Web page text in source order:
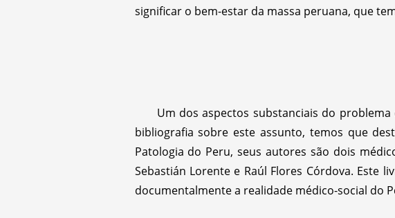
significar o bem-estar da massa peruana, que
Um dos aspectos substanciais do
bibliografia sobre este assunto, temos que
Patologia do Peru, seus autores são dois
Sebastián Lorente e Raúl Flores Córdova. Este
documentalmente a realidade médico-social do